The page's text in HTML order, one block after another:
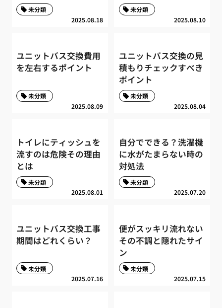
2025.08.18
未分類
2025.08.10
未分類
ユニットバス交換費用
を左右するポイント
2025.08.09
未分類
ユニットバス交換の見
積もりチェックすべき
ポイント
2025.08.04
未分類
トイレにティッシュを
流すのは危険その理由
とは
2025.08.01
未分類
自分でできる？洗濯機
に水がたまらない時の
対処法
2025.07.20
未分類
ユニットバス交換工事
期間はどれくらい？
2025.07.16
未分類
便がスッキリ流れない
その不調と隠れたサイ
ン
2025.07.15
未分類